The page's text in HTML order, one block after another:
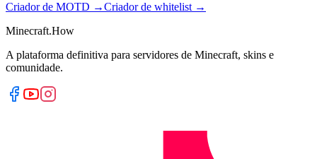
Criador de MOTD →Criador de whitelist→
Minecraft.How
A plataforma definitiva para servidores de Minecraft, skins e
comunidade.